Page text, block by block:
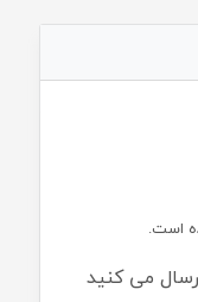
است.
می کنید